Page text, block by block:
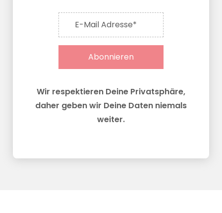
E-Mail Adresse*
Abonnieren
Wir respektieren Deine Privatsphäre,
daher geben wir Deine Daten niemals
weiter.